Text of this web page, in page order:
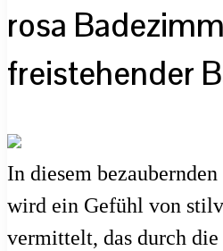
rosa
freistehender
In diesem
wird ein Gefühl von
vermittelt, das durch die